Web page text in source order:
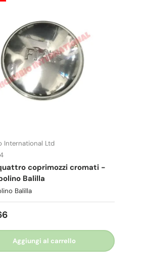
International Ltd
coprimozzi cromati -
Balilla
Balilla
Aggiungi al carrello